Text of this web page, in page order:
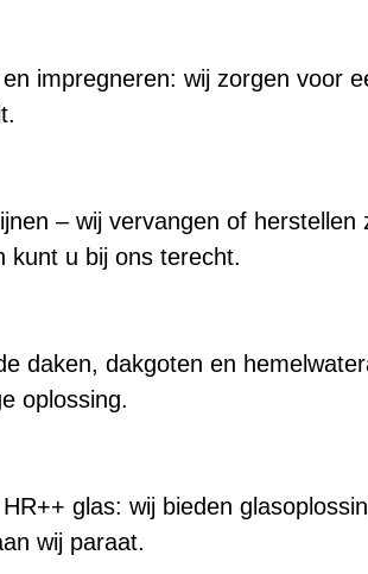
impregneren: wij zorgen voor
– wij vervangen of herstellen
kunt u bij ons terecht.
daken, dakgoten en
oplossing.
glas: wij bieden
wij paraat.